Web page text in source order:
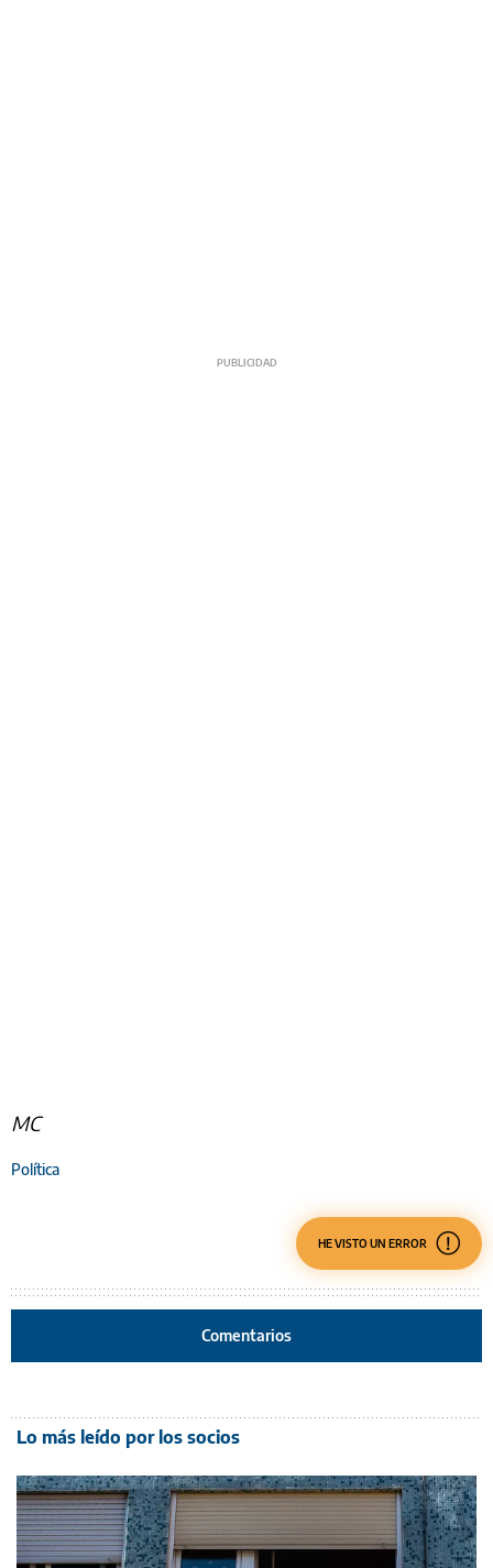
MC
Política
HE VISTO UN ERROR
Comentarios
Lo más leído por los socios